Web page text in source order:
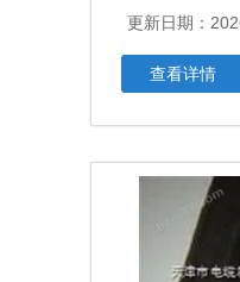
更新日期：
查看详情